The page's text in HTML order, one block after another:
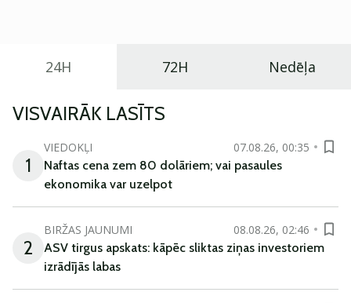
24H 72H Nedēļa
VISVAIRĀK LASĪTS
1
VIEDOKĻI
07.08.26, 00:35
Naftas cena zem 80 dolāriem; vai pasaules
ekonomika var uzelpot
2
BIRŽAS JAUNUMI
08.08.26, 02:46
ASV tirgus apskats: kāpēc sliktas ziņas investoriem
izrādījās labas